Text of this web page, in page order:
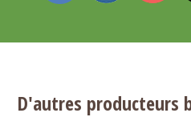
D'autres producteurs